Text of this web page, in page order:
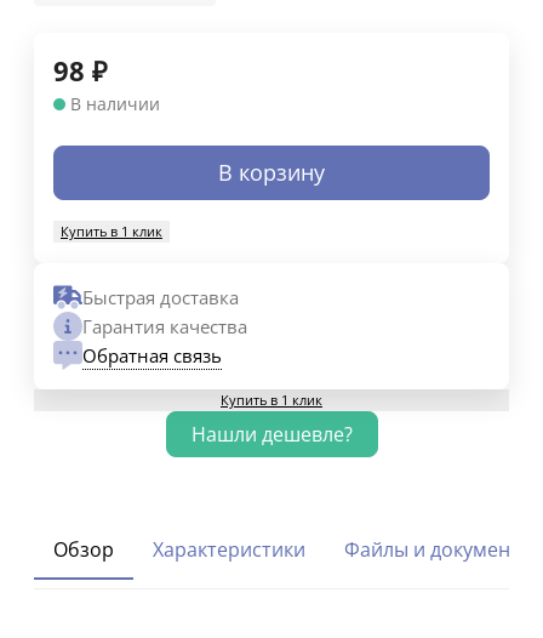
98 ₽
В наличии
В корзину
Купить в 1 клик
Быстрая доставка
Гарантия качества
Обратная связь
Купить в 1 клик
Обзор Характеристики Файлы и документы